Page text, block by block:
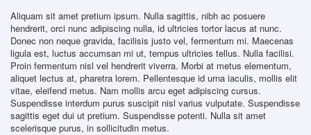
Aliquam sit amet pretium ipsum. Nulla sagittis, nibh ac posuere
hendrerit, orci nunc adipiscing nulla, id ultricies tortor lacus at nunc.
Donec non neque gravida, facilisis justo vel, fermentum mi. Maecenas
ligula est, luctus accumsan mi ut, tempus ultricies tellus. Nulla facilisi.
Proin fermentum nisl vel hendrerit viverra. Morbi at metus elementum,
aliquet lectus at, pharetra lorem. Pellentesque id urna iaculis, mollis elit
vitae, eleifend metus. Nam mollis arcu eget adipiscing cursus.
Suspendisse interdum purus suscipit nisl varius vulputate. Suspendisse
sagittis eget dui ut pretium. Suspendisse potenti. Nulla sit amet
scelerisque purus, in sollicitudin metus.